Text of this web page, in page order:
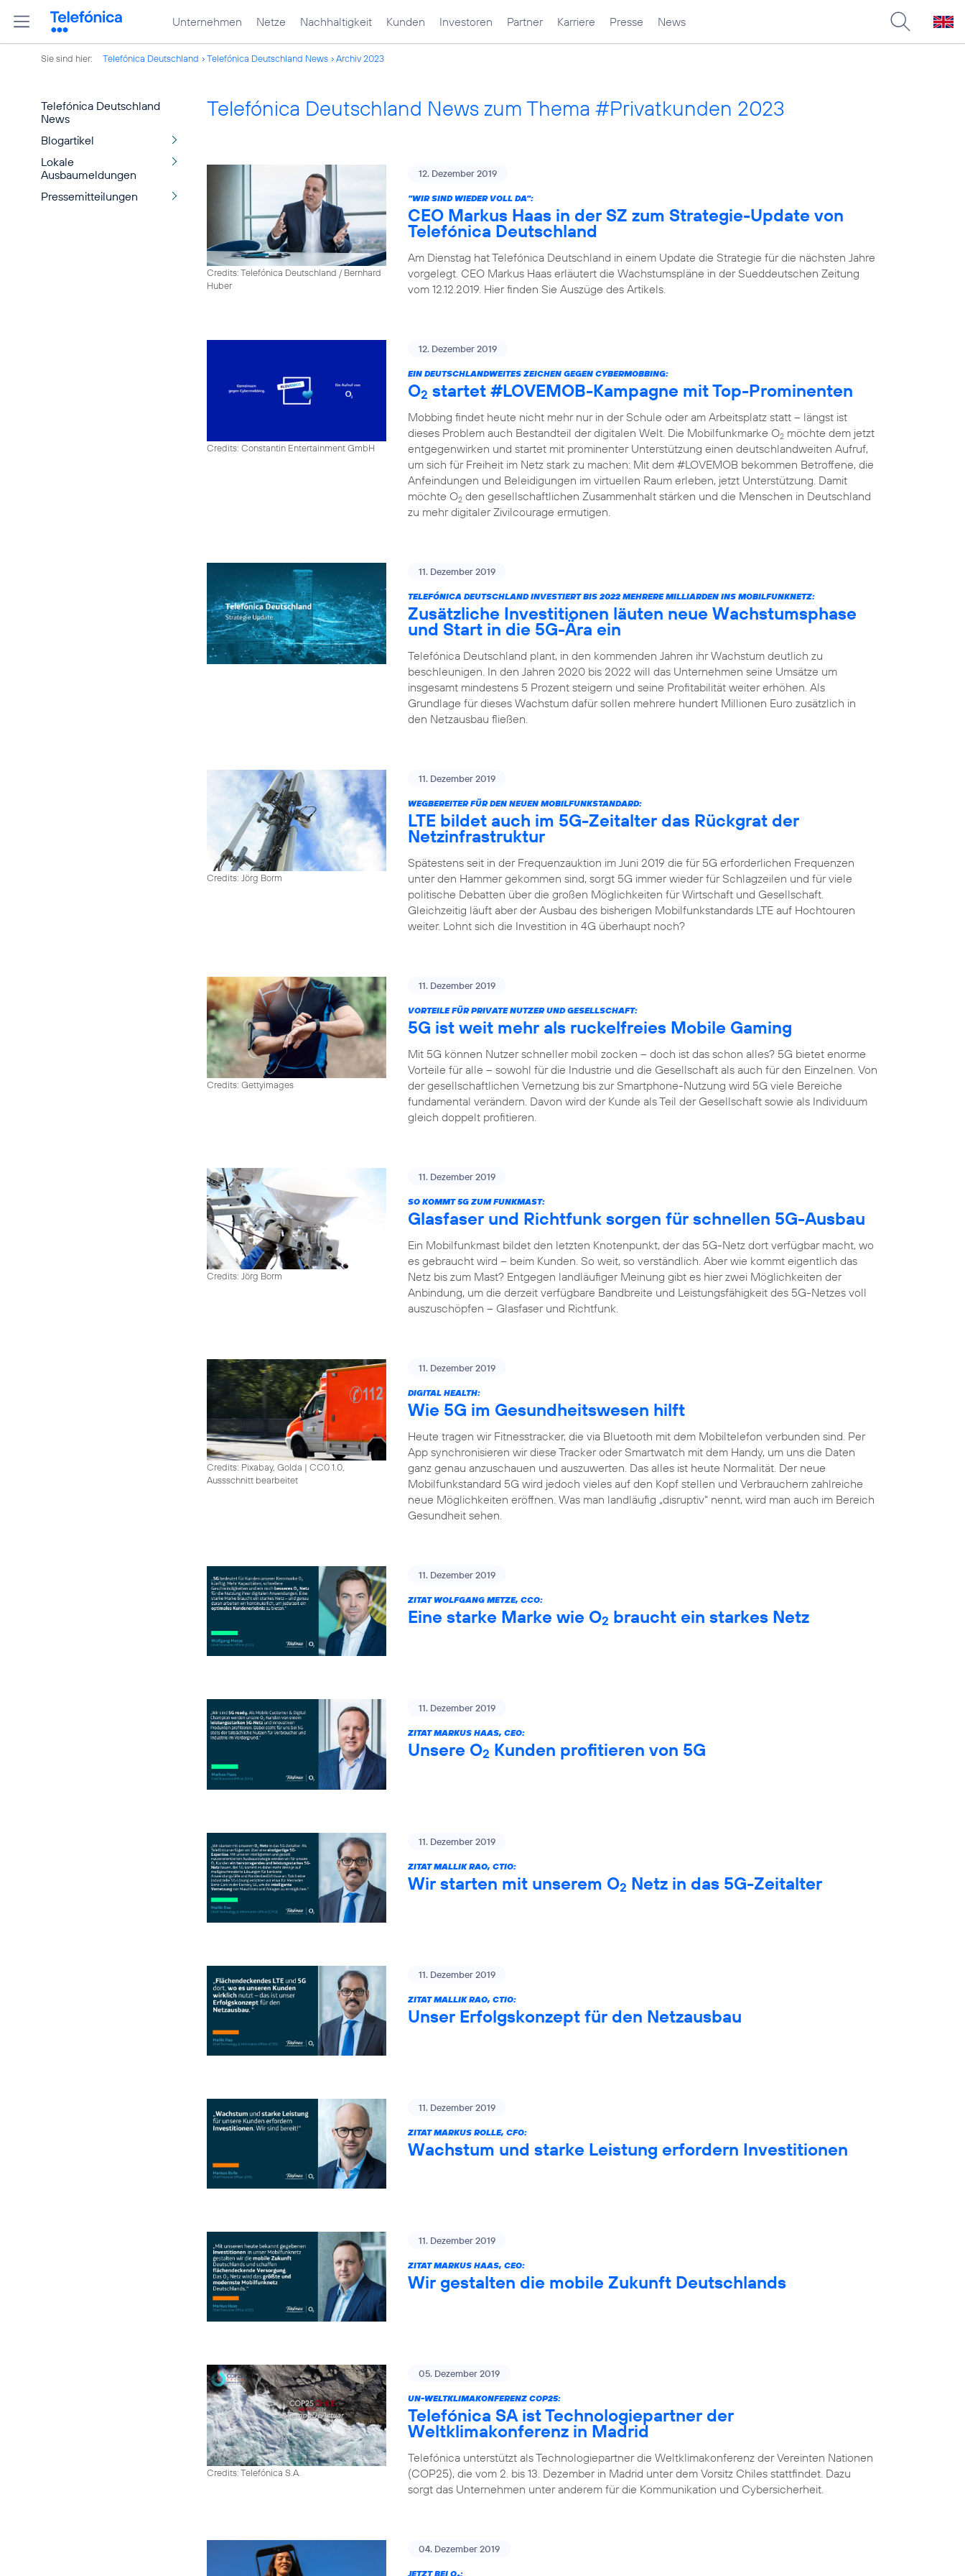
Unternehmen Netze Nachhaltigkeit Kunden Investoren Partner Karriere Presse News
Sie sind hier: Telefónica Deutschland Telefónica Deutschland News Archiv 2023
Telefónica Deutschland
News
Blogartikel
Lokale
Ausbaumeldungen
Pressemitteilungen
Telefónica Deutschland News zum Thema #Privatkunden 2023
Credits: Telefónica Deutschland / Bernhard
Huber
12. Dezember 2019
"WIR SIND WIEDER VOLL DA":
CEO Markus Haas in der SZ zum Strategie-Update von
Telefónica Deutschland
Am Dienstag hat Telefónica Deutschland in einem Update die Strategie für die nächsten Jahre
vorgelegt. CEO Markus Haas erläutert die Wachstumspläne in der Sueddeutschen Zeitung
vom 12.12.2019. Hier finden Sie Auszüge des Artikels.
Credits: Constantin Entertainment GmbH
12. Dezember 2019
EIN DEUTSCHLANDWEITES ZEICHEN GEGEN CYBERMOBBING:
O2 startet #LOVEMOB-Kampagne mit Top-Prominenten
Mobbing findet heute nicht mehr nur in der Schule oder am Arbeitsplatz statt – längst ist
dieses Problem auch Bestandteil der digitalen Welt. Die Mobilfunkmarke O2 möchte dem jetzt
entgegenwirken und startet mit prominenter Unterstützung einen deutschlandweiten Aufruf,
um sich für Freiheit im Netz stark zu machen: Mit dem #LOVEMOB bekommen Betroffene, die
Anfeindungen und Beleidigungen im virtuellen Raum erleben, jetzt Unterstützung. Damit
möchte O2 den gesellschaftlichen Zusammenhalt stärken und die Menschen in Deutschland
zu mehr digitaler Zivilcourage ermutigen.
11. Dezember 2019
TELEFÓNICA DEUTSCHLAND INVESTIERT BIS 2022 MEHRERE MILLIARDEN INS MOBILFUNKNETZ:
Zusätzliche Investitionen läuten neue Wachstumsphase
und Start in die 5G-Ära ein
Telefónica Deutschland plant, in den kommenden Jahren ihr Wachstum deutlich zu
beschleunigen. In den Jahren 2020 bis 2022 will das Unternehmen seine Umsätze um
insgesamt mindestens 5 Prozent steigern und seine Profitabilität weiter erhöhen. Als
Grundlage für dieses Wachstum dafür sollen mehrere hundert Millionen Euro zusätzlich in
den Netzausbau fließen.
Credits: Jörg Borm
11. Dezember 2019
WEGBEREITER FÜR DEN NEUEN MOBILFUNKSTANDARD:
LTE bildet auch im 5G-Zeitalter das Rückgrat der
Netzinfrastruktur
Spätestens seit in der Frequenzauktion im Juni 2019 die für 5G erforderlichen Frequenzen
unter den Hammer gekommen sind, sorgt 5G immer wieder für Schlagzeilen und für viele
politische Debatten über die großen Möglichkeiten für Wirtschaft und Gesellschaft.
Gleichzeitig läuft aber der Ausbau des bisherigen Mobilfunkstandards LTE auf Hochtouren
weiter. Lohnt sich die Investition in 4G überhaupt noch?
Credits: Gettyimages
11. Dezember 2019
VORTEILE FÜR PRIVATE NUTZER UND GESELLSCHAFT:
5G ist weit mehr als ruckelfreies Mobile Gaming
Mit 5G können Nutzer schneller mobil zocken – doch ist das schon alles? 5G bietet enorme
Vorteile für alle – sowohl für die Industrie und die Gesellschaft als auch für den Einzelnen. Von
der gesellschaftlichen Vernetzung bis zur Smartphone-Nutzung wird 5G viele Bereiche
fundamental verändern. Davon wird der Kunde als Teil der Gesellschaft sowie als Individuum
gleich doppelt profitieren.
Credits: Jörg Borm
11. Dezember 2019
SO KOMMT 5G ZUM FUNKMAST:
Glasfaser und Richtfunk sorgen für schnellen 5G-Ausbau
Ein Mobilfunkmast bildet den letzten Knotenpunkt, der das 5G-Netz dort verfügbar macht, wo
es gebraucht wird – beim Kunden. So weit, so verständlich. Aber wie kommt eigentlich das
Netz bis zum Mast? Entgegen landläufiger Meinung gibt es hier zwei Möglichkeiten der
Anbindung, um die derzeit verfügbare Bandbreite und Leistungsfähigkeit des 5G-Netzes voll
auszuschöpfen – Glasfaser und Richtfunk.
Credits: Pixabay, Golda | CC0 1.0,
Aussschnitt bearbeitet
11. Dezember 2019
DIGITAL HEALTH:
Wie 5G im Gesundheitswesen hilft
Heute tragen wir Fitnesstracker, die via Bluetooth mit dem Mobiltelefon verbunden sind. Per
App synchronisieren wir diese Tracker oder Smartwatch mit dem Handy, um uns die Daten
ganz genau anzuschauen und auszuwerten. Das alles ist heute Normalität. Der neue
Mobilfunkstandard 5G wird jedoch vieles auf den Kopf stellen und Verbrauchern zahlreiche
neue Möglichkeiten eröffnen. Was man landläufig „disruptiv“ nennt, wird man auch im Bereich
Gesundheit sehen.
11. Dezember 2019
ZITAT WOLFGANG METZE, CCO:
Eine starke Marke wie O2 braucht ein starkes Netz
11. Dezember 2019
ZITAT MARKUS HAAS, CEO:
Unsere O2 Kunden profitieren von 5G
11. Dezember 2019
ZITAT MALLIK RAO, CTIO:
Wir starten mit unserem O2 Netz in das 5G-Zeitalter
11. Dezember 2019
ZITAT MALLIK RAO, CTIO:
Unser Erfolgskonzept für den Netzausbau
11. Dezember 2019
ZITAT MARKUS ROLLE, CFO:
Wachstum und starke Leistung erfordern Investitionen
11. Dezember 2019
ZITAT MARKUS HAAS, CEO:
Wir gestalten die mobile Zukunft Deutschlands
Credits: Telefónica S.A.
05. Dezember 2019
UN-WELTKLIMAKONFERENZ COP25:
Telefónica SA ist Technologiepartner der
Weltklimakonferenz in Madrid
Telefónica unterstützt als Technologiepartner die Weltklimakonferenz der Vereinten Nationen
(COP25), die vom 2. bis 13. Dezember in Madrid unter dem Vorsitz Chiles stattfindet. Dazu
sorgt das Unternehmen unter anderem für die Kommunikation und Cybersicherheit.
04. Dezember 2019
JETZT BEI O :